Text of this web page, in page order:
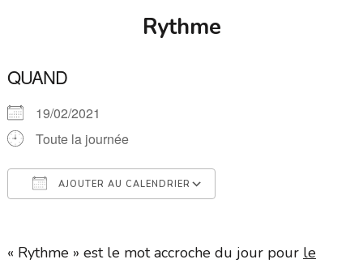
Rythme
QUAND
19/02/2021
Toute la journée
AJOUTER AU CALENDRIER
« Rythme » est le mot accroche du jour pour le